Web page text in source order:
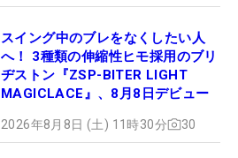
スイング中のブレをなくしたい人
へ！ 3種類の伸縮性ヒモ採用のブリ
ヂストン『ZSP-BITER LIGHT
MAGICLACE』、8月8日デビュー
2026年8月8日 (土) 11時30分 30